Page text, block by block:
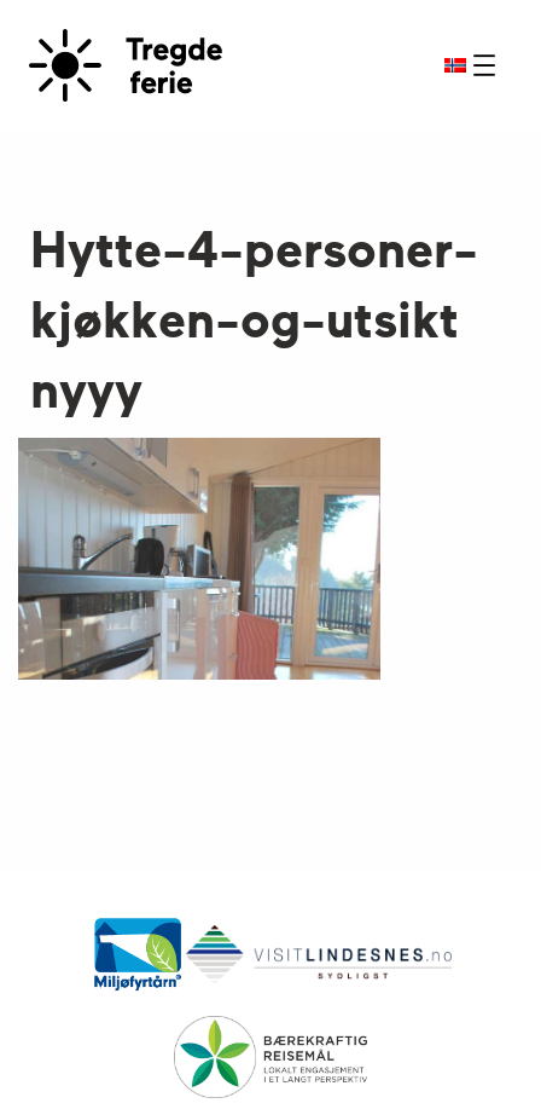
Hytte-4-personer-
kjøkken-og-utsikt
nyyy